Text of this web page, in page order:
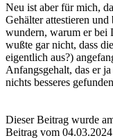
Neu ist aber für mich,
Gehälter attestieren
wundern, warum er
wußte gar nicht, dass
eigentlich aus?)
Anfangsgehalt, das er
nichts besseres
Dieser Beitrag wurde
Beitrag vom